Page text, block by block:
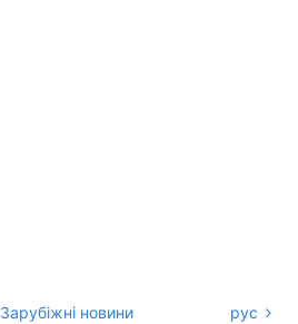
Зарубіжні новини рус